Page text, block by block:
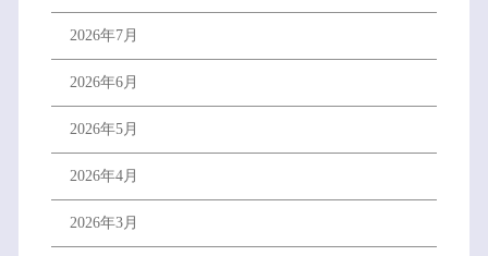
2026年7月
2026年6月
2026年5月
2026年4月
2026年3月